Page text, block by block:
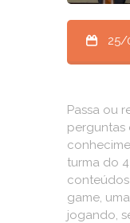
25/
Passa ou
perguntas
turma do
game,
jogando,